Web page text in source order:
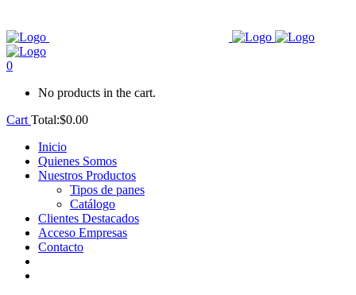
0
No products in the cart.
Cart Total:$0.00
Inicio
Quienes Somos
Nuestros Productos
Tipos de panes
Catálogo
Clientes Destacados
Acceso Empresas
Contacto